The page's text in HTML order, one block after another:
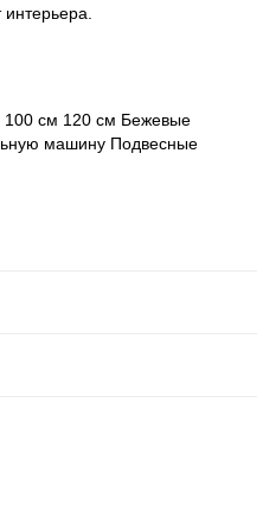
100 см 120 см Бежевые
машину Подвесные